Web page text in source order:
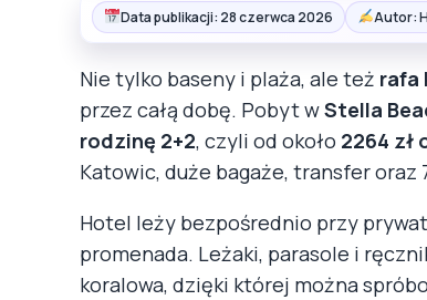
Data publikacji: 28 czerwca 2026 Autor:
Nie tylko baseny i plaża, ale też rafa
przez całą dobę. Pobyt wStella
rodzinę 2+2, czyli od około 2264 zł
Katowic, duże bagaże, transfer oraz
Hotel leży bezpośrednio przy
promenada. Leżaki, parasole i
koralowa, dzięki której można